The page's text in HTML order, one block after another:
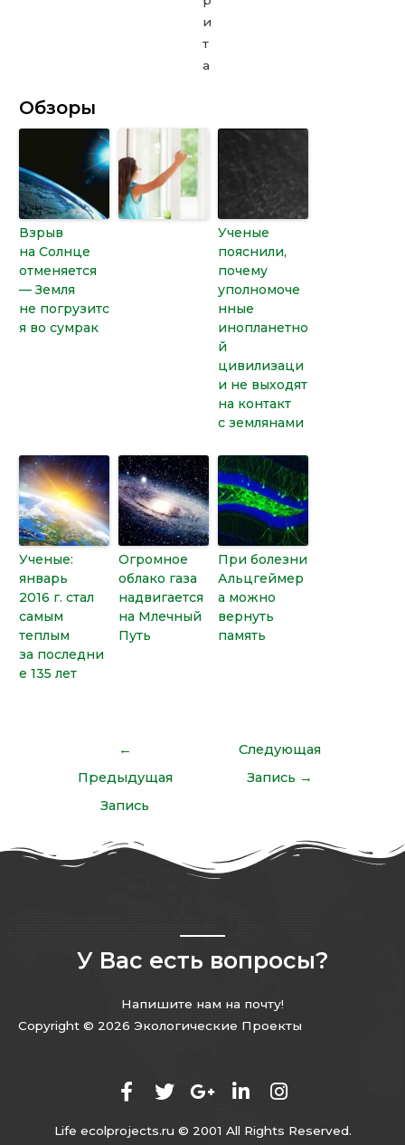
Обзоры
Взрыв
на Солнце
отменяется
— Земля
не погрузитс
я во сумрак
Ученые
пояснили,
почему
уполномоче
нные
инопланетно
й
цивилизаци
и не выходят
на контакт
с землянами
Ученые:
январь
2016 г. стал
самым
теплым
за последни
е 135 лет
Огромное
облако газа
надвигается
на Млечный
Путь
При болезни
Альцгеймер
а можно
вернуть
память
←
Предыдущая
Запись
Следующая
Запись →
У Вас есть вопросы?
Напишите нам на почту!
Copyright © 2026 Экологические Проекты
Life ecolprojects.ru © 2001 All Rights Reserved.